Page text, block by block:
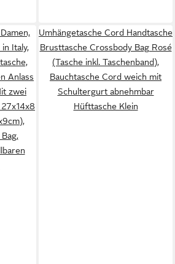
Italy,
Anlass
zwei
Umhängetasche Cord Handtasche
Brusttasche Crossbody Bag Rosé
(Tasche inkl. Taschenband),
Bauchtasche Cord weich mit
Schultergurt abnehmbar
Hüfttasche Klein